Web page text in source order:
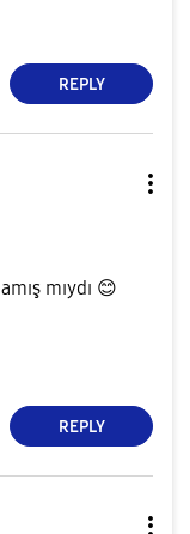
REPLY
mıydı 😊
REPLY